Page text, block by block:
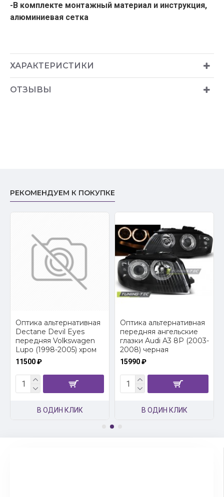
-В комплекте монтажный материал и инструкция,
алюминиевая сетка
ХАРАКТЕРИСТИКИ
ОТЗЫВЫ
РЕКОМЕНДУЕМ К ПОКУПКЕ
Оптика альтернативная
Dectane Devil Eyes
передняя Volkswagen
Lupo (1998-2005) хром
11500 ₽
В ОДИН КЛИК
Оптика альтернативная
передняя ангельские
глазки Audi A3 8P (2003-
2008) черная
15990 ₽
В ОДИН КЛИК